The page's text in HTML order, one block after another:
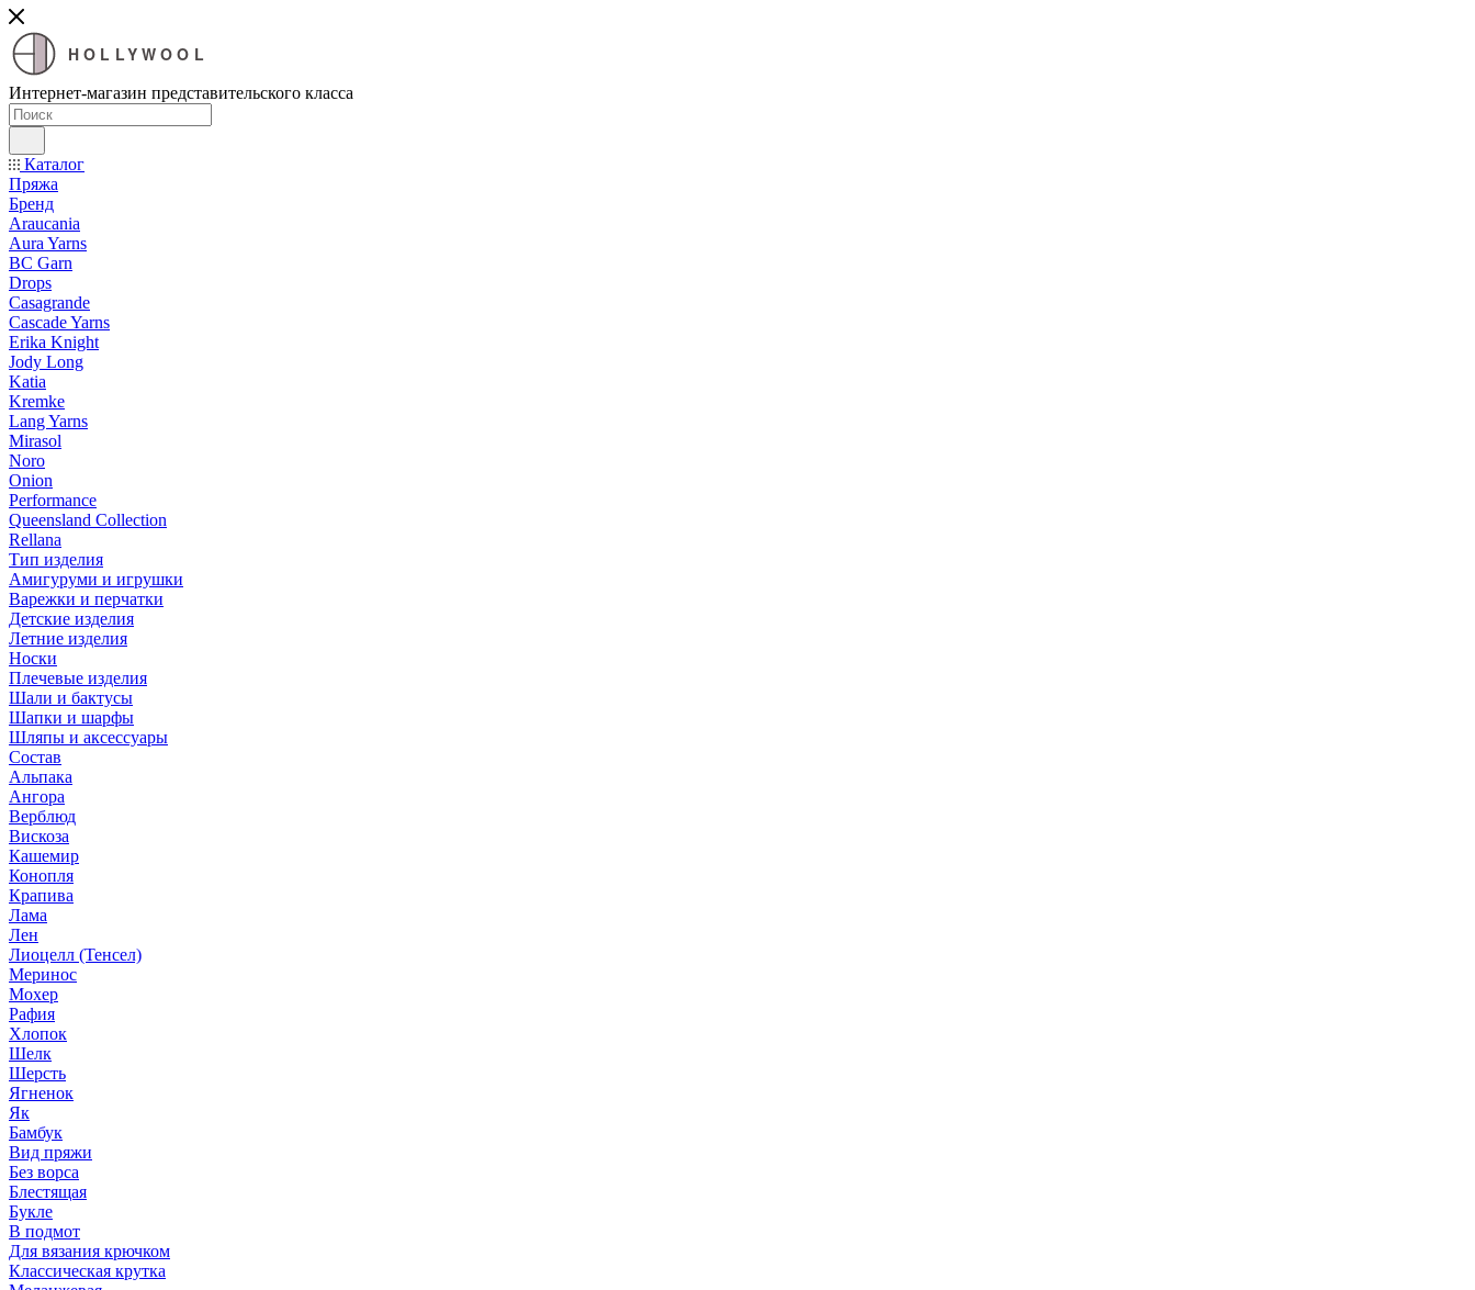
HOLLYWOOL
Интернет-магазин представительского класса
Каталог
Пряжа
Бренд
Araucania
Aura Yarns
BC Garn
Drops
Casagrande
Cascade Yarns
Erika Knight
Jody Long
Katia
Kremke
Lang Yarns
Mirasol
Noro
Onion
Performance
Queensland Collection
Rellana
Тип изделия
Амигуруми и игрушки
Варежки и перчатки
Детские изделия
Летние изделия
Носки
Плечевые изделия
Шали и бактусы
Шапки и шарфы
Шляпы и аксессуары
Состав
Альпака
Ангора
Верблюд
Вискоза
Кашемир
Конопля
Крапива
Лама
Лен
Лиоцелл (Тенсел)
Меринос
Мохер
Рафия
Хлопок
Шелк
Шерсть
Ягненок
Як
Бамбук
Вид пряжи
Без ворса
Блестящая
Букле
В подмот
Для вязания крючком
Классическая крутка